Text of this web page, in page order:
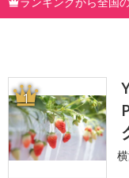
1